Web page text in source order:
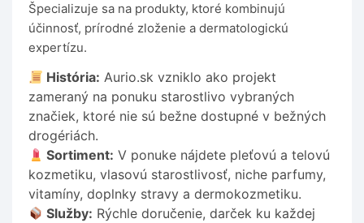
Špecializuje sa na produkty, ktoré kombinujú
účinnosť, prírodné zloženie a dermatologickú
expertízu.
História: Aurio.sk vzniklo ako projekt
zameraný na ponuku starostlivo vybraných
značiek, ktoré nie sú bežne dostupné v bežných
drogériách.
Sortiment: V ponuke nájdete pleťovú a telovú
kozmetiku, vlasovú starostlivosť, niche parfumy,
vitamíny, doplnky stravy a dermokozmetiku.
Služby: Rýchle doručenie, darček ku každej